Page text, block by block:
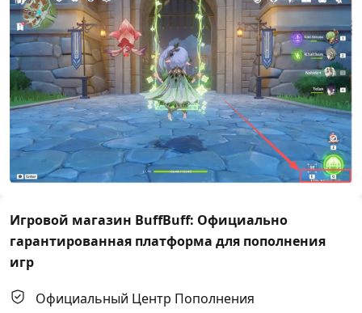
Игровой магазин BuffBuff: Официально
гарантированная платформа для пополнения
игр
Официальный Центр Пополнения